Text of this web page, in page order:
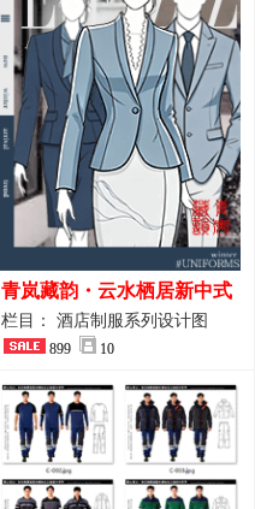
青岚藏韵・云水栖居新中式
酒店全岗位制服设计原创作
品图
栏目： 酒店制服系列设计图
899 10